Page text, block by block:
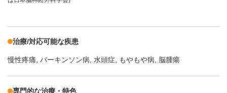
治療/対応可能な疾患
慢性疼痛 パーキンソン病 水頭症 もやもや病 脳腫瘍
専門的な治療・特色